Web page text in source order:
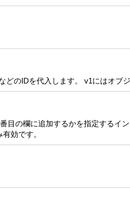
のIDを代入します。 v1にはオブ
目の欄に追加するかを指定するイ
効です。